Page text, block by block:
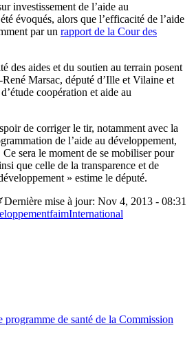
investissement de l’aide au
évoqués, alors que l’efficacité de l’aide
par un rapport de la Cour des
des aides et du soutien au terrain posent
Marsac, député d’Ille et Vilaine et
coopération et aide au
de corriger le tir, notamment avec la
de l’aide au développement,
sera le moment de se mobiliser pour
que celle de la transparence et de
» estime le député.
Dernière mise à jour: Nov 4, 2013 - 08:31
faimInternational
programme de santé de la Commission